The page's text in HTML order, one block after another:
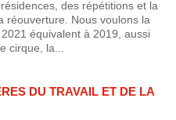
des répétitions et la
réouverture. Nous voulons la
équivalent à 2019, aussi
cirque, la...
DU TRAVAIL ET DE LA